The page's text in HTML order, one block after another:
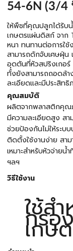
54-6N (3/4
ให้พืชที่คุณปลูกได้รับ
เกษตรแผ่นดิสก์ จาก
หนา ทนทานต่อการใ
สามารถดักจับเศษฝุ่น
อุดตันที่หัวสปริงเกอร์
ทั้งยังสามารถถอดล้า
ละเอียดและมีประสิท
คุณสมบัติ
ผลิตจากพลาสติกคุณ
มีความละเอียดสูง ส
ช่วยป้องกันไม่ให้ระบบ
ติดตั้งใช้งานง่าย สาม
เหมาะสำหรับหัวจ่ายน้
ฯลฯ
วิธีใช้งาน
ใช้ส
กรอ
เกษ